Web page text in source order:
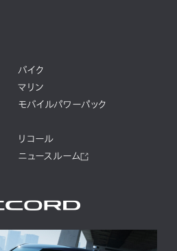
バイク
マリン
モバイルパワーパック
リコール
ニュースルーム